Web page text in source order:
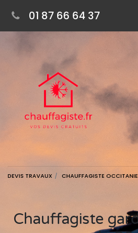
01 87 66 64 37
DEVIS TRAVAUX CHAUFFAGISTE OCCITANIE
Chauffagiste gard : annuaire